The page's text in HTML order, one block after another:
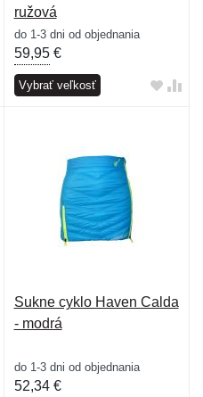
ružová
do 1-3 dni od objednania
59,95€
Vybrať veľkosť
Sukne cyklo Haven Calda
- modrá
do 1-3 dni od objednania
52,34€